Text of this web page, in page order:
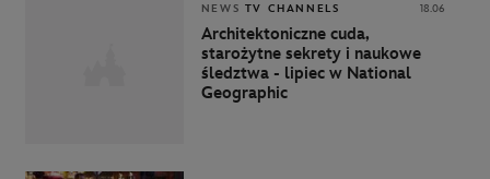
NEWS TV CHANNELS 18.06
Architektoniczne cuda,
starożytne sekrety i naukowe
śledztwa - lipiec w National
Geographic